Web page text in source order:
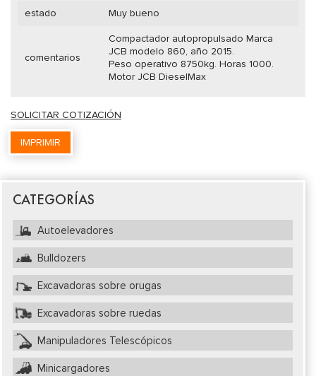
estado Muy bueno
comentarios
Compactador autopropulsado Marca
JCB modelo 860, año 2015.
Peso operativo 8750kg. Horas 1000.
Motor JCB DieselMax
SOLICITAR COTIZACIÓN
IMPRIMIR
CATEGORÍAS
Autoelevadores
Bulldozers
Excavadoras sobre orugas
Excavadoras sobre ruedas
Manipuladores Telescópicos
Minicargadores